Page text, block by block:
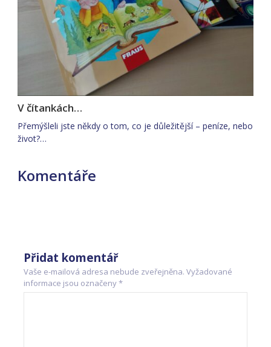
V čítankách…
Přemýšleli jste někdy o tom, co je důležitější – peníze, nebo
život?…
Komentáře
Přidat komentář
Vaše e-mailová adresa nebude zveřejněna. Vyžadované
informace jsou označeny*